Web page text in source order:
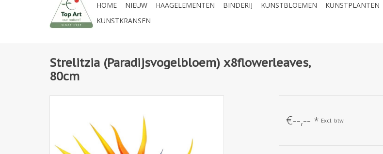
HOME NIEUW HAAGELEMENTEN BINDERIJ KUNSTBLOEMEN KUNSTPLANTEN
KUNSTKRANSEN
Strelitzia (Paradijsvogelbloem) x8flowerleaves,
80cm
€--,-- * Excl. btw